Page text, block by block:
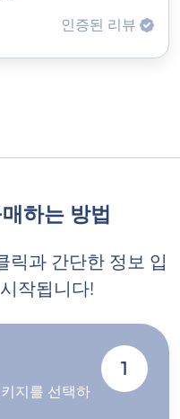
인증된 리뷰
하는 방법
릭과 간단한 정보 입
작됩니다!
지를 선택하
1